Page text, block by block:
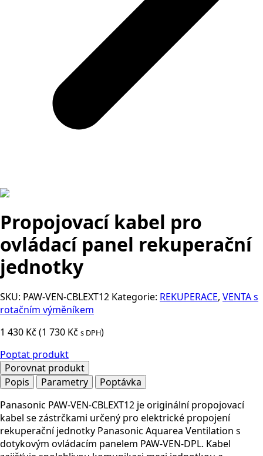
Propojovací kabel pro
ovládací panel rekuperační
jednotky
SKU: PAW-VEN-CBLEXT12 Kategorie: REKUPERACE, VENTA s
rotačním výměníkem
1 430 Kč (1 730 Kč s DPH)
Poptat produkt
Porovnat produkt
Popis
Parametry
Poptávka
Panasonic PAW-VEN-CBLEXT12 je originální propojovací
kabel se zástrčkami určený pro elektrické propojení
rekuperační jednotky Panasonic Aquarea Ventilation s
dotykovým ovládacím panelem PAW-VEN-DPL. Kabel